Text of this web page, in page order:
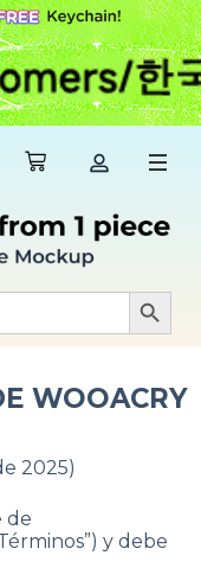
Search
WOOACRY
2025)
de
y debe